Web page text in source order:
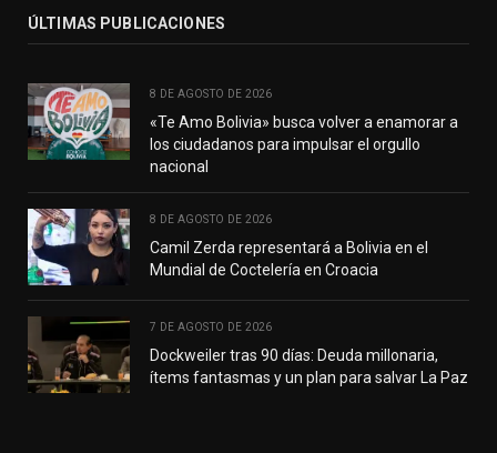
ÚLTIMAS PUBLICACIONES
8 DE AGOSTO DE 2026
«Te Amo Bolivia» busca volver a enamorar a
los ciudadanos para impulsar el orgullo
nacional
8 DE AGOSTO DE 2026
Camil Zerda representará a Bolivia en el
Mundial de Coctelería en Croacia
7 DE AGOSTO DE 2026
Dockweiler tras 90 días: Deuda millonaria,
ítems fantasmas y un plan para salvar La Paz